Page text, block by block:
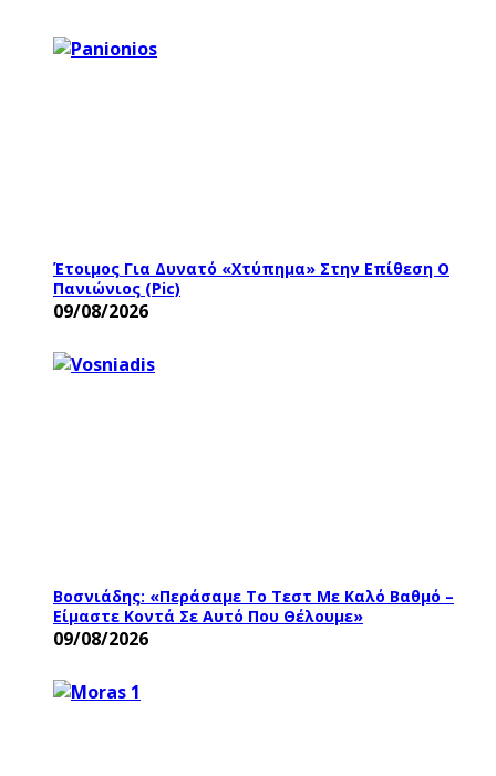
Έτοιμος Για Δυνατό «χτύπημα» Στην Επίθεση Ο
Πανιώνιος (pic)
09/08/2026
Βοσνιάδης: «Περάσαμε Το Τεστ Με Καλό Βαθμό –
Είμαστε Κοντά Σε Αυτό Που Θέλουμε»
09/08/2026